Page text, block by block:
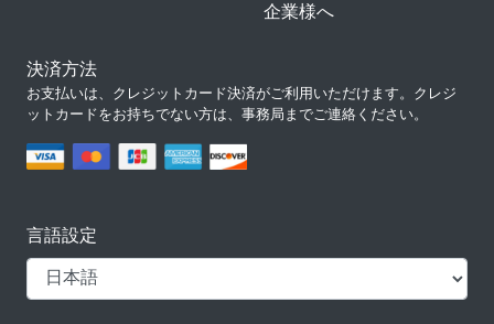
企業様へ
決済方法
お支払いは、クレジットカード決済がご利用いただけます。クレジ
ットカードをお持ちでない方は、事務局までご連絡ください。
言語設定